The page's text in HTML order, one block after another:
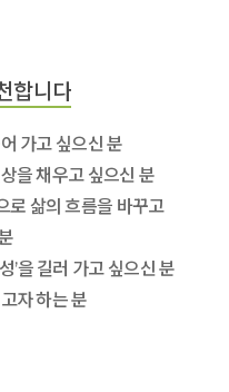
합니다
가고 싶으신 분
을 채우고 싶으신 분
로 삶의 흐름을 바꾸고
’을 길러 가고 싶으신 분
자 하는 분